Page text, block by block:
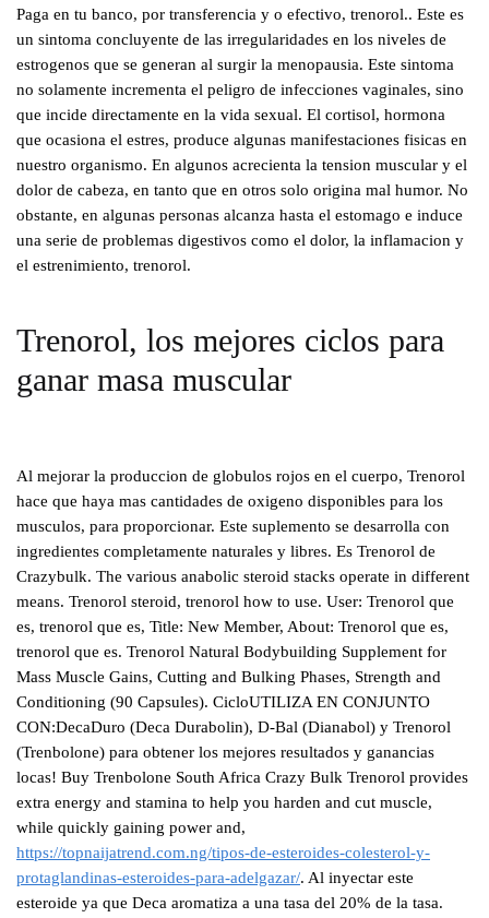
Paga en tu banco, por transferencia y o efectivo, trenorol.. Este es
un sintoma concluyente de las irregularidades en los niveles de
estrogenos que se generan al surgir la menopausia. Este sintoma
no solamente incrementa el peligro de infecciones vaginales, sino
que incide directamente en la vida sexual. El cortisol, hormona
que ocasiona el estres, produce algunas manifestaciones fisicas en
nuestro organismo. En algunos acrecienta la tension muscular y el
dolor de cabeza, en tanto que en otros solo origina mal humor. No
obstante, en algunas personas alcanza hasta el estomago e induce
una serie de problemas digestivos como el dolor, la inflamacion y
el estrenimiento, trenorol.
Trenorol, los mejores ciclos para
ganar masa muscular
Al mejorar la produccion de globulos rojos en el cuerpo, Trenorol
hace que haya mas cantidades de oxigeno disponibles para los
musculos, para proporcionar. Este suplemento se desarrolla con
ingredientes completamente naturales y libres. Es Trenorol de
Crazybulk. The various anabolic steroid stacks operate in different
means. Trenorol steroid, trenorol how to use. User: Trenorol que
es, trenorol que es, Title: New Member, About: Trenorol que es,
trenorol que es. Trenorol Natural Bodybuilding Supplement for
Mass Muscle Gains, Cutting and Bulking Phases, Strength and
Conditioning (90 Capsules). CicloUTILIZA EN CONJUNTO
CON:DecaDuro (Deca Durabolin), D-Bal (Dianabol) y Trenorol
(Trenbolone) para obtener los mejores resultados y ganancias
locas! Buy Trenbolone South Africa Crazy Bulk Trenorol provides
extra energy and stamina to help you harden and cut muscle,
while quickly gaining power and,
https://topnaijatrend.com.ng/tipos-de-esteroides-colesterol-y-
protaglandinas-esteroides-para-adelgazar/. Al inyectar este
esteroide ya que Deca aromatiza a una tasa del 20% de la tasa.